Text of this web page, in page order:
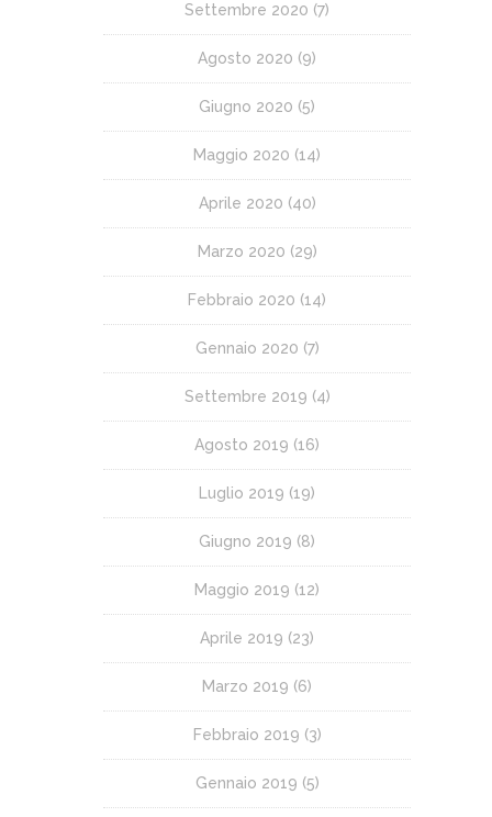
Settembre 2020 (7)
Agosto 2020 (9)
Giugno 2020 (5)
Maggio 2020 (14)
Aprile 2020 (40)
Marzo 2020 (29)
Febbraio 2020 (14)
Gennaio 2020 (7)
Settembre 2019 (4)
Agosto 2019 (16)
Luglio 2019 (19)
Giugno 2019 (8)
Maggio 2019 (12)
Aprile 2019 (23)
Marzo 2019 (6)
Febbraio 2019 (3)
Gennaio 2019 (5)